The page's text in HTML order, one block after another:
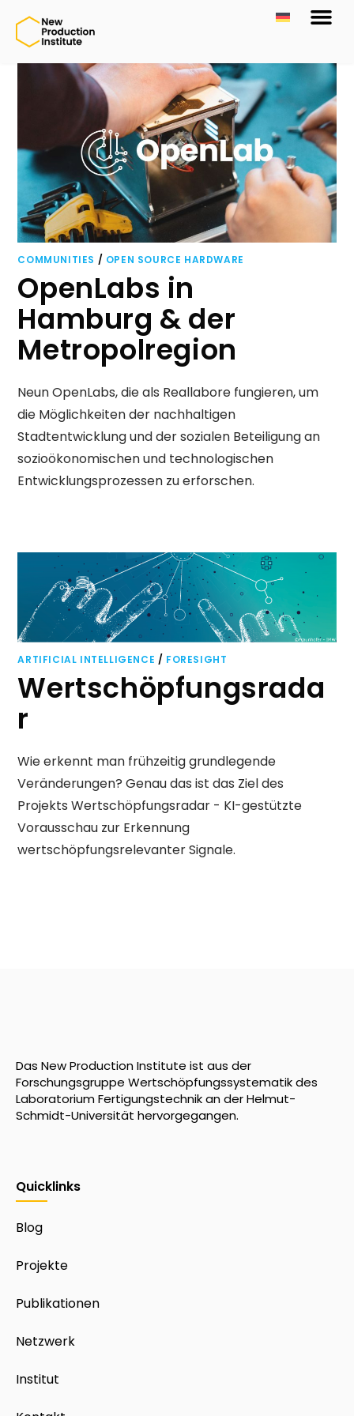
COMMUNITIES / OPEN SOURCE HARDWARE
OpenLabs in
Hamburg & der
Metropolregion
Neun OpenLabs, die als Reallabore fungieren, um
die Möglichkeiten der nachhaltigen
Stadtentwicklung und der sozialen Beteiligung an
sozioökonomischen und technologischen
Entwicklungsprozessen zu erforschen.
ARTIFICIAL INTELLIGENCE / FORESIGHT
Wertschöpfungsrada
r
Wie erkennt man frühzeitig grundlegende
Veränderungen? Genau das ist das Ziel des
Projekts Wertschöpfungsradar - KI-gestützte
Vorausschau zur Erkennung
wertschöpfungsrelevanter Signale.
Das New Production Institute ist aus der
Forschungsgruppe Wertschöpfungssystematik des
Laboratorium Fertigungstechnik an der Helmut-
Schmidt-Universität hervorgegangen.
Quicklinks
Blog
Projekte
Publikationen
Netzwerk
Institut